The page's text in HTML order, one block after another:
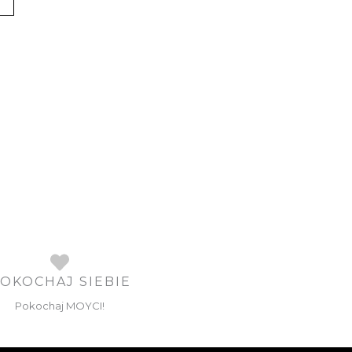
SIEBIE
Pokochaj MOYCI!